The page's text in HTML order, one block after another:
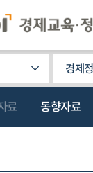
경제
료 동향자료